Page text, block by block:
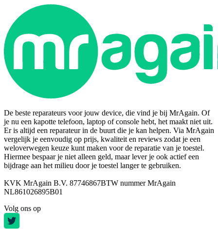
De beste reparateurs voor jouw device, die vind je bij MrAgain. Of
je nu een kapotte telefoon, laptop of console hebt, het maakt niet uit.
Er is altijd een reparateur in de buurt die je kan helpen. Via MrAgain
vergelijk je eenvoudig op prijs, kwaliteit en reviews zodat je een
weloverwegen keuze kunt maken voor de reparatie van je toestel.
Hiermee bespaar je niet alleen geld, maar lever je ook actief een
bijdrage aan het milieu door je toestel langer te gebruiken.
KVK MrAgain B.V. 87746867BTW nummer MrAgain
NL861026895B01
Volg ons op